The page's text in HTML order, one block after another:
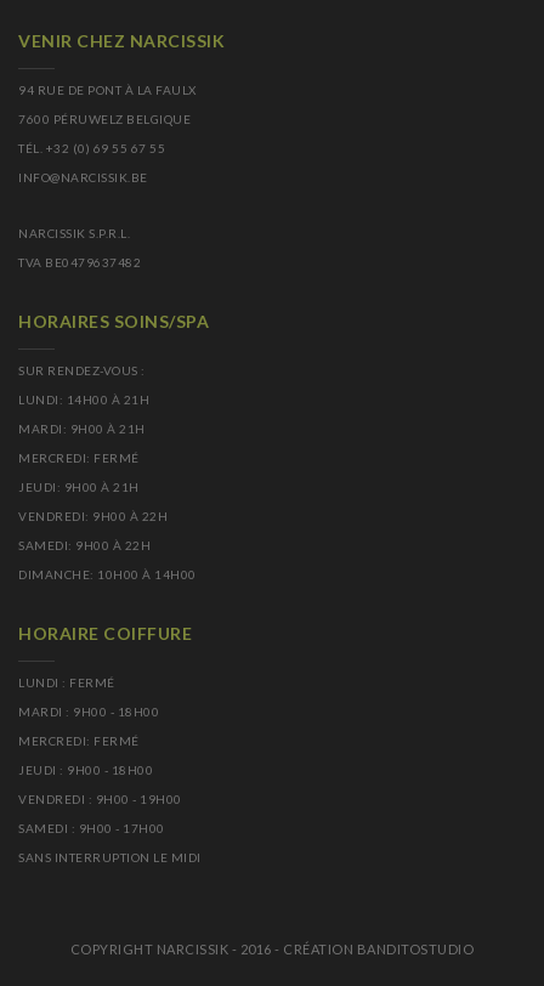
VENIR CHEZ NARCISSIK
94 RUE DE PONT À LA FAULX
7600 PÉRUWELZ BELGIQUE
TÉL. +32 (0) 69 55 67 55
INFO@NARCISSIK.BE
NARCISSIK S.P.R.L.
TVA BE0479637482
HORAIRES SOINS/SPA
SUR RENDEZ-VOUS :
LUNDI: 14H00 À 21H
MARDI: 9H00 À 21H
MERCREDI: FERMÉ
JEUDI: 9H00 À 21H
VENDREDI: 9H00 À 22H
SAMEDI: 9H00 À 22H
DIMANCHE: 10H00 À 14H00
HORAIRE COIFFURE
LUNDI : FERMÉ
MARDI : 9H00 - 18H00
MERCREDI: FERMÉ
JEUDI : 9H00 - 18H00
VENDREDI : 9H00 - 19H00
SAMEDI : 9H00 - 17H00
SANS INTERRUPTION LE MIDI
COPYRIGHT NARCISSIK - 2016 - CRÉATION BANDITOSTUDIO